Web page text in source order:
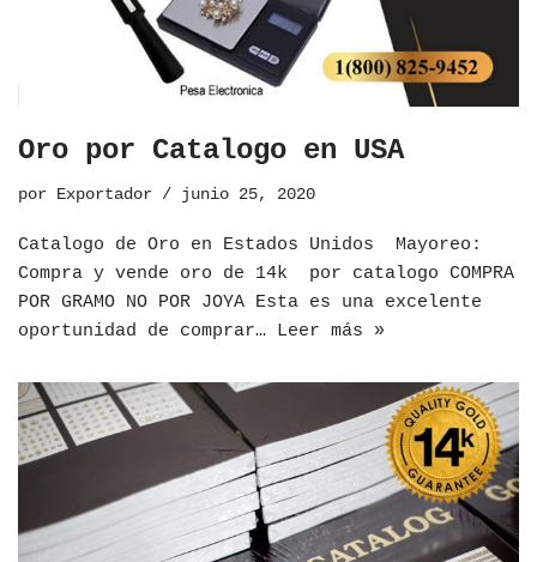
Oro por Catalogo en USA
por Exportador junio 25, 2020
Catalogo de Oro en Estados Unidos ​Mayoreo:
Compra y vende oro de 14k por catalogo COMPRA
POR GRAMO NO POR JOYA Esta es una excelente
oportunidad de comprar… Leer más »